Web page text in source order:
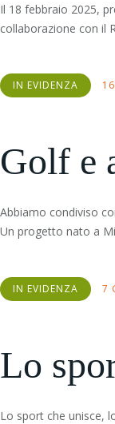
Il 18 febbraio 2025,
collaborazione con il
IN EVIDENZA
Golf e
Abbiamo condiviso
Un progetto nato a
IN EVIDENZA 7
Lo
Lo sport che unisce,